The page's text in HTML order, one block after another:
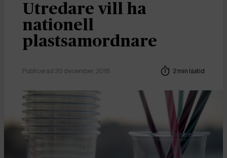
Utredare vill ha
nationell
plastsamordnare
Publicerad 20 december, 2018 2 min lästid